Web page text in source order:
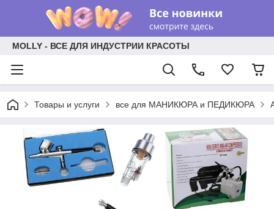
MOLLY - ВСЕ ДЛЯ ИНДУСТРИИ КРАСОТЫ
Товары и услуги все для МАНИКЮРА и ПЕДИКЮРА